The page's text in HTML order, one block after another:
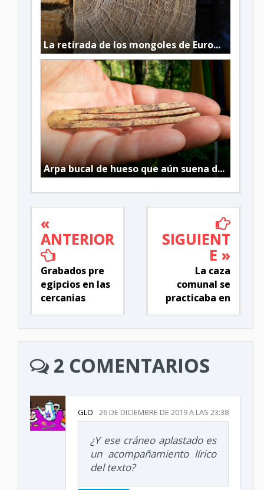
La retirada de los mongoles de Euro...
Arpa bucal de hueso que aún suena d...
«
ANTERIOR
Grabados pre
egipcios en las
cercanias
SIGUIENT
E »
La caza
comunal se
practicaba en
2 COMENTARIOS
GLO 26 DE DICIEMBRE DE 2019 A LAS 23:38
¿Y ese cráneo aplastado es
un acompañamiento lírico
del texto?